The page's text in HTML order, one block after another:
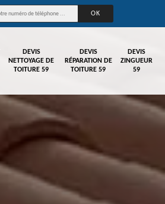
DEVIS
NETTOYAGE DE
TOITURE 59
DEVIS
RÉPARATION DE
TOITURE 59
DEVIS
ZINGUEUR
59